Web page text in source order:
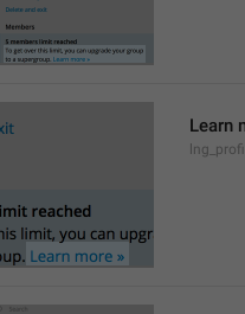
Learn